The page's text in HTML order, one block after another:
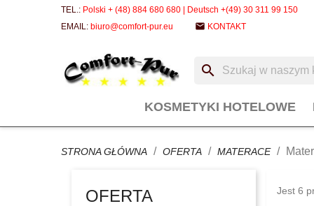
TEL.: Polski + (48) 884 680 680 | Deutsch +(49) 30 311 99 150
EMAIL: biuro@comfort-pur.eu email KONTAKT
search
KOSMETYKI HOTELOWE
STRONA GŁÓWNA OFERTA MATERACE
OFERTA Jest 6